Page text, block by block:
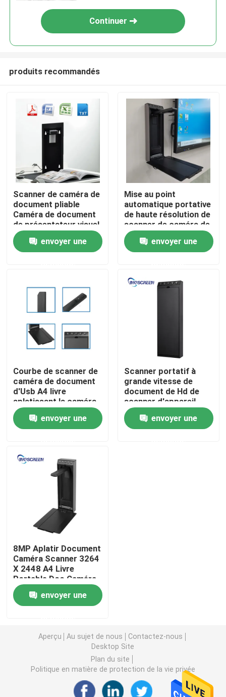
Aperçu
Produits
Vidéos
Visite d'usine
Contrôle de la qualité
Contact
Demande de soumission
Tous dans un tableau blanc interactif
Tableau blanc interactif d'IR
Tableau noir interactif
écran plat interactif
Mur visuel d'affichage à cristaux liquides
PC d'OPS intelligent
Support interactif de tableau blanc
Continuer
produits recommandés
Scanner de caméra de
document pliable
Caméra de document
de présentateur visuel
310 x 220 mm
envoyer une
Mise au point
automatique portative
de haute résolution de
scanner de caméra de
document fixée au
mur
envoyer une
Courbe de scanner de
caméra de document
d'Usb A4 livre
aplatissant la caméra
de document pour des
professeursenvoyer une
Scanner portatif à
grande vitesse de
document de Hd de
scanner d'appareil-
photo de document
d'USB B pour la salle
de classe
envoyer une
8MP Aplatir Document
Caméra Scanner 3264
X 2448 A4 Livre
Portable Doc Caméra
260 Degrés
envoyer une
Aperçu Au sujet de nous
Contactez-nous
Desktop Site
Plan du site
Politique en matière de protection de la vie privée